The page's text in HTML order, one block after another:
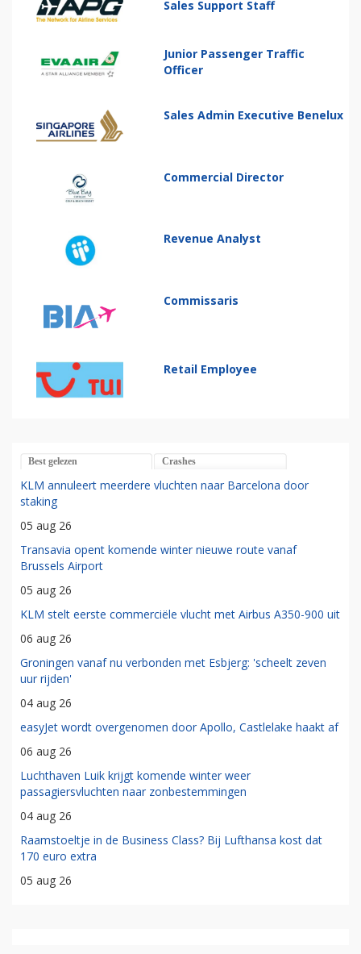
Sales Support Staff
Junior Passenger Traffic
Officer
Sales Admin Executive Benelux
Commercial Director
Revenue Analyst
Commissaris
Retail Employee
Best gelezen Crashes
KLM annuleert meerdere vluchten naar Barcelona door
staking
05 aug 26
Transavia opent komende winter nieuwe route vanaf
Brussels Airport
05 aug 26
KLM stelt eerste commerciële vlucht met Airbus A350-900 uit
06 aug 26
Groningen vanaf nu verbonden met Esbjerg: 'scheelt zeven
uur rijden'
04 aug 26
easyJet wordt overgenomen door Apollo, Castlelake haakt af
06 aug 26
Luchthaven Luik krijgt komende winter weer
passagiersvluchten naar zonbestemmingen
04 aug 26
Raamstoeltje in de Business Class? Bij Lufthansa kost dat
170 euro extra
05 aug 26